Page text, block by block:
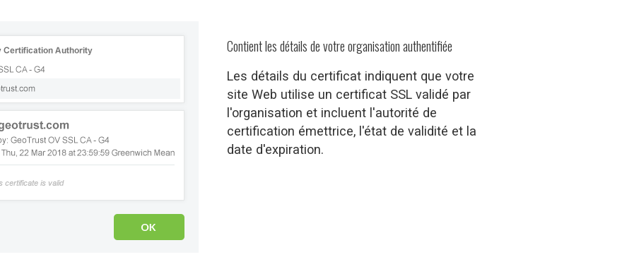
Contient les détails de votre organisation authentifiée
Les détails du certificat indiquent que votre
site Web utilise un certificat SSL validé par
l'organisation et incluent l'autorité de
certification émettrice, l'état de validité et la
date d'expiration.